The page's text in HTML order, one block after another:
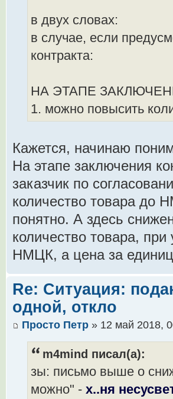
в двух словах:
в случае, если
контракта:
НА ЭТАПЕ
1. можно повысить
Кажется, начинаю
На этапе заключения
заказчик по
количество товара
понятно. А здесь
количество товара,
НМЦК, а цена за
Re: Ситуация:
одной, откло
Просто Петр » 12 май 2018,
m4mind писал(а):
зы: письмо выше о
можно" - х..ня